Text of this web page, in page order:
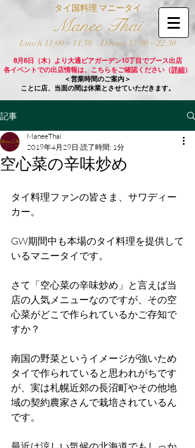
タイ国料理 マニータイ
Manee Thai
Lunch 11:00 ~ 14:30 Dinner 17:00 ~ 22:30
8月6日（木）より大通ビアガーデン10丁目でブース出店
各イベントでの出店情報は、こちらをご確認ください（詳細）
＜営業時間のご案内＞
ことに店、当面の間は休業とさせていただきます。
記事
空心菜の辛味炒め
ManeeThai
2019年4月29日 読了時間: 1分
タイ料理ファンの皆さま、サワディー
カー。
GW期間中も本場のタイ料理を提供して
いるマニータイです。
さて「空心菜の辛味炒め」と言えば当
店の人気メニューなのですが、その空
心菜がどこで作られているかご存知で
すか？
南国の野菜というイメージが強いため
タイで作られていると思われがちです
が、実は札幌近郊の長沼町やその他地
域の契約農家さんで栽培されているん
です。